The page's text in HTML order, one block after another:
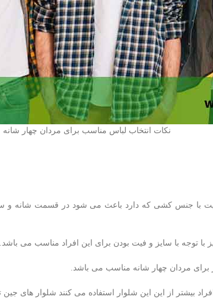
نکات انتخاب لباس مناسب برای مردان چهار شانه
با جنس کشی که دارد باعث می شود در قسمت شانه و
با توجه با سایز و فیت بودن برای این افراد مناسب می باشد.
مردان چهار شانه مناسب می باشد.
بیشتر از این این شلوار استفاده می کنند شلوار های